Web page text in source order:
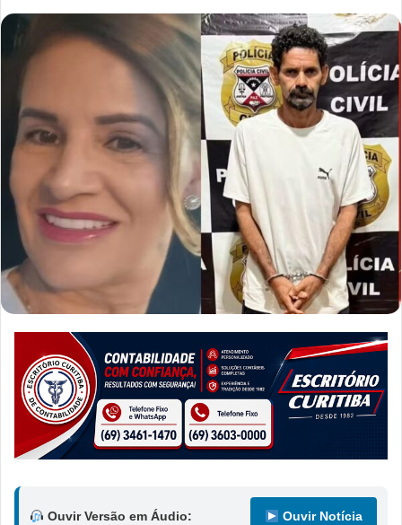
Ouvir Versão em Áudio: Ouvir Notícia